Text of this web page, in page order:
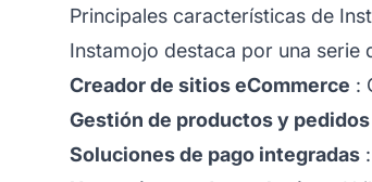
Principales características de
Instamojo destaca por una serie
Creador de sitios eCommerce :
Gestión de productos y pedidos
Soluciones de pago integradas